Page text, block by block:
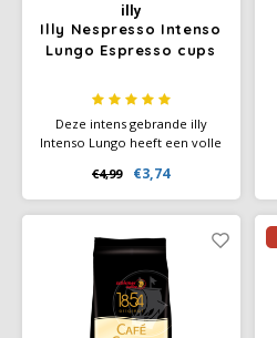
illy
Illy Nespresso Intenso
Lungo Espresso cups
Deze intens gebrande illy
Intenso Lungo heeft een volle
van cacao en gedroogd fruit
en heeft in de afdronk een
ietwat bittere smaak.
€4,99 €3,74